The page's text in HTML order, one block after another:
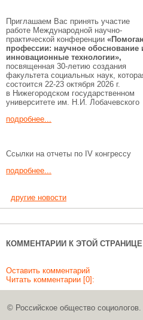
Приглашаем Вас принять участие
работе Международной научно-
практической конференции
профессии: научное обоснование
инновационные технологии»,
посвященная 30-летию создания
факультета социальных наук,
состоится 22-23 октября 2026 г.
в Нижегородском государственном
университете им. Н.И. Лобачевского
подробнее...
Ссылки на отчеты по IV конгрессу
подробнее...
другие новости
КОММЕНТАРИИ К ЭТОЙ СТРАНИЦЕ
Оставить комментарий
Читать комментарии [0]:
© Российское общество